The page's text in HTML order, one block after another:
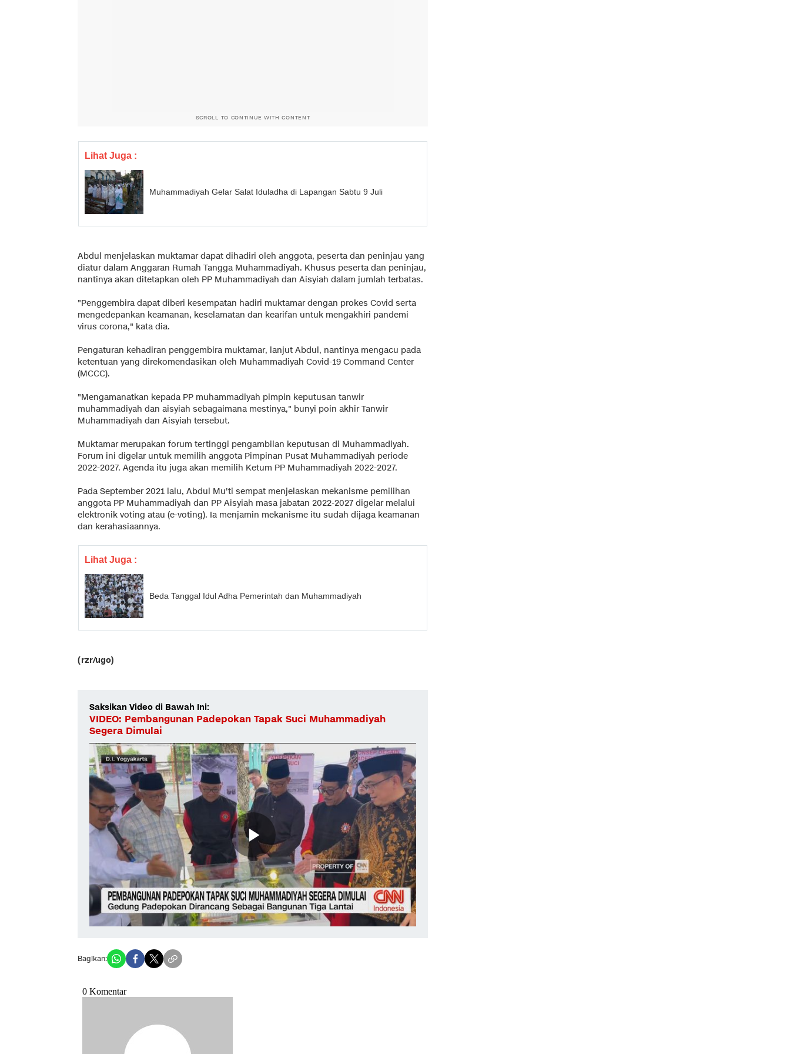
SCROLL TO CONTINUE WITH CONTENT
Lihat Juga :
Muhammadiyah Gelar Salat Iduladha di Lapangan Sabtu 9 Juli
Abdul menjelaskan muktamar dapat dihadiri oleh anggota, peserta dan peninjau yang
diatur dalam Anggaran Rumah Tangga Muhammadiyah. Khusus peserta dan peninjau,
nantinya akan ditetapkan oleh PP Muhammadiyah dan Aisyiah dalam jumlah terbatas.
"Penggembira dapat diberi kesempatan hadiri muktamar dengan prokes Covid serta
mengedepankan keamanan, keselamatan dan kearifan untuk mengakhiri pandemi
virus corona," kata dia.
Pengaturan kehadiran penggembira muktamar, lanjut Abdul, nantinya mengacu pada
ketentuan yang direkomendasikan oleh Muhammadiyah Covid-19 Command Center
(MCCC).
"Mengamanatkan kepada PP muhammadiyah pimpin keputusan tanwir
muhammadiyah dan aisyiah sebagaimana mestinya," bunyi poin akhir Tanwir
Muhammadiyah dan Aisyiah tersebut.
Muktamar merupakan forum tertinggi pengambilan keputusan di Muhammadiyah.
Forum ini digelar untuk memilih anggota Pimpinan Pusat Muhammadiyah periode
2022-2027. Agenda itu juga akan memilih Ketum PP Muhammadiyah 2022-2027.
Pada September 2021 lalu, Abdul Mu'ti sempat menjelaskan mekanisme pemilihan
anggota PP Muhammadiyah dan PP Aisyiah masa jabatan 2022-2027 digelar melalui
elektronik voting atau (e-voting). Ia menjamin mekanisme itu sudah dijaga keamanan
dan kerahasiaannya.
Lihat Juga :
Beda Tanggal Idul Adha Pemerintah dan Muhammadiyah
(rzr/ugo)
Saksikan Video di Bawah Ini:
VIDEO: Pembangunan Padepokan Tapak Suci Muhammadiyah
Segera Dimulai
Bagikan: